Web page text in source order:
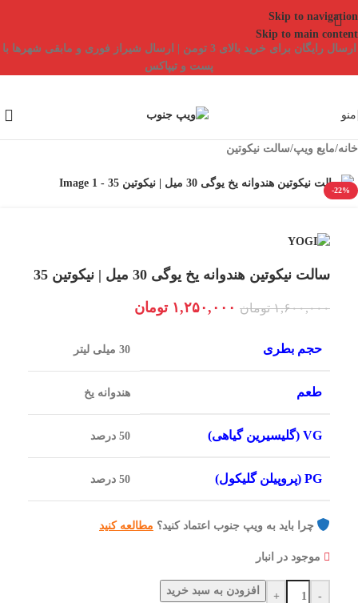
Skip to navigation
Skip to main content
ارسال رایگان برای خرید بالای 3 تومن | ارسال شیراز فوری و مابقی شهرها با
پست و تیپاکس
منو
خانه/مایع ویپ/سالت نیکوتین
-22%
سالت نیکوتین هندوانه یخ یوگی 30 میل | نیکوتین 35
۱,۶۰۰,۰۰۰ تومان ۱,۲۵۰,۰۰۰ تومان
حجم بطری 30 میلی لیتر
طعم هندوانه یخ
VG (گلیسیرین گیاهی) 50 درصد
PG (پروپیلن گلیکول) 50 درصد
چرا باید به ویپ جنوب اعتماد کنید؟ مطالعه کنید
موجود در انبار
-
+ افزودن به سبد خرید